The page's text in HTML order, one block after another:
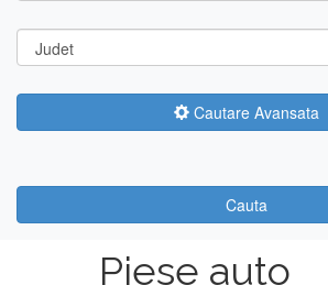
Cautare Avansata
Cauta
Piese auto